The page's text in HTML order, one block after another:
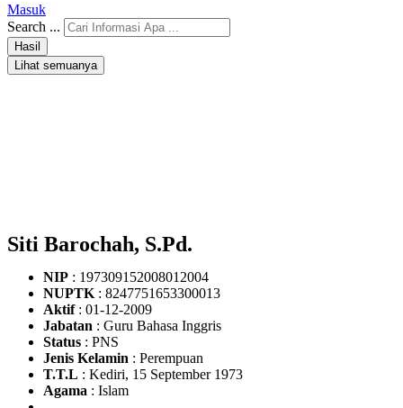
Masuk
Search ...
Hasil
Lihat semuanya
Siti Barochah, S.Pd.
NIP : 197309152008012004
NUPTK : 8247751653300013
Aktif: 01-12-2009
Jabatan : Guru Bahasa Inggris
Status : PNS
Jenis Kelamin : Perempuan
T.T.L : Kediri, 15 September 1973
Agama : Islam